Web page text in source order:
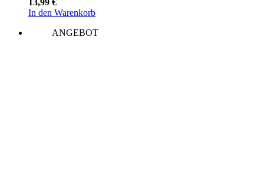
13,99 €
In den Warenkorb
ANGEBOT